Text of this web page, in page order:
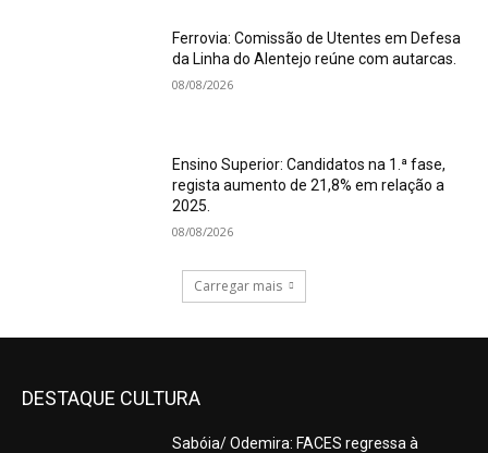
Ferrovia: Comissão de Utentes em Defesa
da Linha do Alentejo reúne com autarcas.
08/08/2026
Ensino Superior: Candidatos na 1.ª fase,
regista aumento de 21,8% em relação a
2025.
08/08/2026
Carregar mais
DESTAQUE CULTURA
Sabóia/ Odemira: FACES regressa à